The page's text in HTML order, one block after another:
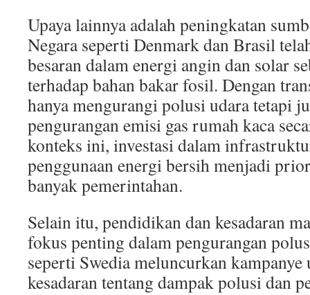
Upaya lainnya adalah peningkatan
Negara seperti Denmark dan Brasil
besaran dalam energi angin dan solar
terhadap bahan bakar fosil. Dengan
hanya mengurangi polusi udara tetapi
pengurangan emisi gas rumah kaca
konteks ini, investasi dalam
penggunaan energi bersih menjadi
banyak pemerintahan.
Selain itu, pendidikan dan kesadaran
fokus penting dalam pengurangan
seperti Swedia meluncurkan
kesadaran tentang dampak polusi dan